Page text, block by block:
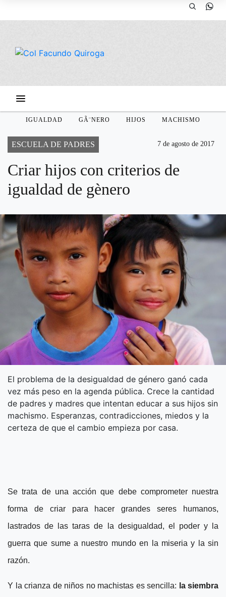
IGUALDAD GÃ¨NERO HIJOS MACHISMO
ESCUELA DE PADRES 7 de agosto de 2017
Criar hijos con criterios de
igualdad de gènero
El problema de la desigualdad de género ganó cada
vez más peso en la agenda pública. Crece la cantidad
de padres y madres que intentan educar a sus hijos sin
machismo. Esperanzas, contradicciones, miedos y la
certeza de que el cambio empieza por casa.
Se trata de una acción que debe comprometer nuestra
forma de criar para hacer grandes seres humanos,
lastrados de las taras de la desigualdad, el poder y la
guerra que sume a nuestro mundo en la miseria y la sin
razón.
Y la crianza de niños no machistas es sencilla: la siembra